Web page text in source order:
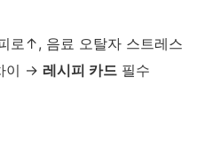
로↑, 음료 오탈자 스트레스
이 → 레시피 카드 필수